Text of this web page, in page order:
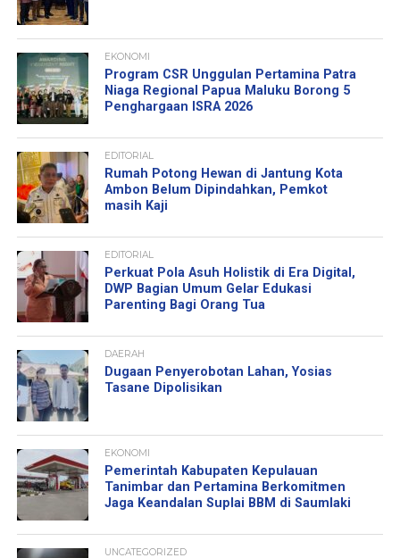
EKONOMI
Program CSR Unggulan Pertamina Patra
Niaga Regional Papua Maluku Borong 5
Penghargaan ISRA 2026
EDITORIAL
Rumah Potong Hewan di Jantung Kota
Ambon Belum Dipindahkan, Pemkot
masih Kaji
EDITORIAL
Perkuat Pola Asuh Holistik di Era Digital,
DWP Bagian Umum Gelar Edukasi
Parenting Bagi Orang Tua
DAERAH
Dugaan Penyerobotan Lahan, Yosias
Tasane Dipolisikan
EKONOMI
Pemerintah Kabupaten Kepulauan
Tanimbar dan Pertamina Berkomitmen
Jaga Keandalan Suplai BBM di Saumlaki
UNCATEGORIZED